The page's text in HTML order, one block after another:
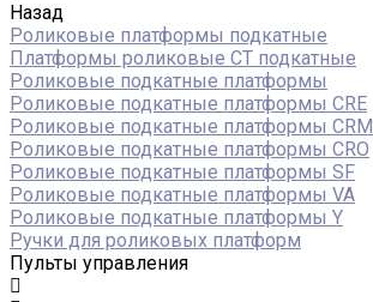
Назад
Роликовые платформы подкатные
Платформы роликовые СТ подкатные
Роликовые подкатные платформы
Роликовые подкатные платформы CRE
Роликовые подкатные платформы CRM
Роликовые подкатные платформы CRO
Роликовые подкатные платформы SF
Роликовые подкатные платформы VA
Роликовые подкатные платформы Y
Ручки для роликовых платформ
Пульты управления